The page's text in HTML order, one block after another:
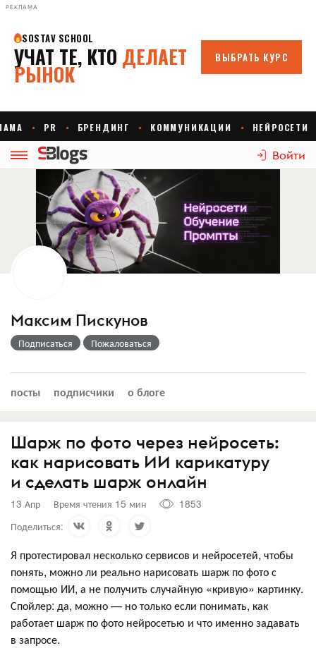
РЕКЛАМА
Войти
Максим Пискунов
Подписаться Пожаловаться
посты подписчики о блоге
Шарж по фото через нейросеть:
как нарисовать ИИ карикатуру
и сделать шарж онлайн
13 Апр Время чтения 15 мин
1853
Поделиться:
Я протестировал несколько сервисов и нейросетей, чтобы
понять, можно ли реально нарисовать шарж по фото с
помощью ИИ, а не получить случайную «кривую» картинку.
Спойлер: да, можно — но только если понимать, как
работает шарж по фото нейросетью и что именно задавать
в запросе.